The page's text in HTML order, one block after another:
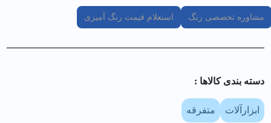
مشاوره تخصصی رنگ استعلام قیمت رنگ آمیزی
دسته بندی کالا‌ها :
ابزارآلات متفرقه